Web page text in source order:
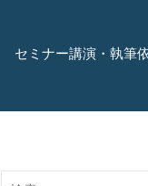
セミナー講演・執筆